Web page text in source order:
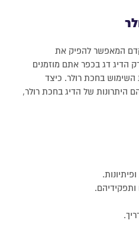
המאפשר להפיק את
הדיג דג בכפר אתם מוזמנים
בחכת רולר. כיצד
של הדיג בחכת רולר,
ותפקידיהם.